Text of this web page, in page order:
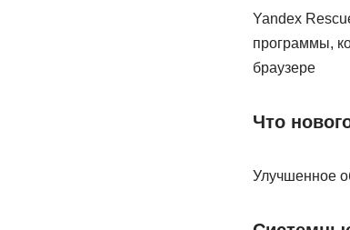
Yandex
программы,
браузере
Что
Улучшенное